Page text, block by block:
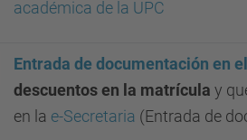
académica de la UPC
Entrada de documentación en
descuentos en la matrícula y
en la e-Secretaria (Entrada de